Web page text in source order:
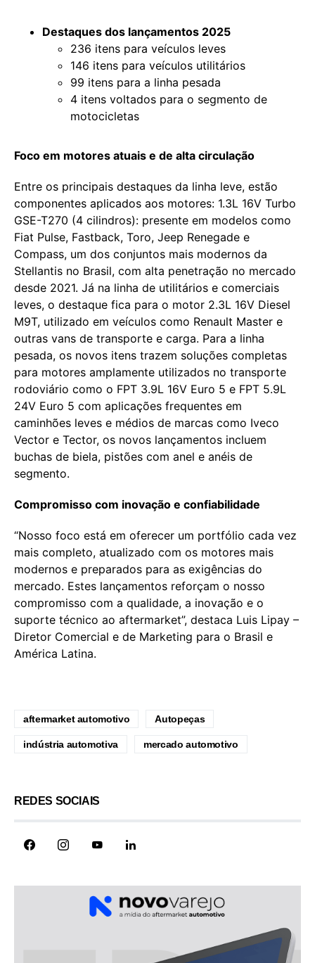
Destaques dos lançamentos 2025
236 itens para veículos leves
146 itens para veículos utilitários
99 itens para a linha pesada
4 itens voltados para o segmento de
motocicletas
Foco em motores atuais e de alta circulação
Entre os principais destaques da linha leve, estão
componentes aplicados aos motores: 1.3L 16V Turbo
GSE-T270 (4 cilindros): presente em modelos como
Fiat Pulse, Fastback, Toro, Jeep Renegade e
Compass, um dos conjuntos mais modernos da
Stellantis no Brasil, com alta penetração no mercado
desde 2021. Já na linha de utilitários e comerciais
leves, o destaque fica para o motor 2.3L 16V Diesel
M9T, utilizado em veículos como Renault Master e
outras vans de transporte e carga. Para a linha
pesada, os novos itens trazem soluções completas
para motores amplamente utilizados no transporte
rodoviário como o FPT 3.9L 16V Euro 5 e FPT 5.9L
24V Euro 5 com aplicações frequentes em
caminhões leves e médios de marcas como Iveco
Vector e Tector, os novos lançamentos incluem
buchas de biela, pistões com anel e anéis de
segmento.
Compromisso com inovação e confiabilidade
“Nosso foco está em oferecer um portfólio cada vez
mais completo, atualizado com os motores mais
modernos e preparados para as exigências do
mercado. Estes lançamentos reforçam o nosso
compromisso com a qualidade, a inovação e o
suporte técnico ao aftermarket”, destaca Luis Lipay –
Diretor Comercial e de Marketing para o Brasil e
América Latina.
aftermarket automotivo Autopeças
indústria automotiva mercado automotivo
REDES SOCIAIS